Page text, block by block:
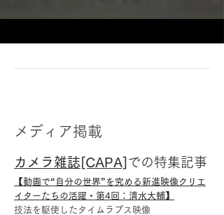
メディア掲載
カメラ雑誌[CAPA] での特集記事
【動画で“自分の世界”を究める新進映像クリエ
イターたちの活躍・第4回：清水大輔】
​技法を駆使したタイムラプス映像